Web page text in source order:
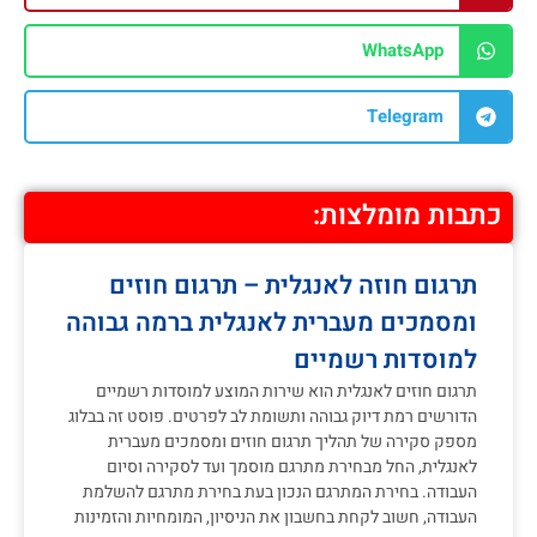
WhatsApp
Telegram
כתבות מומלצות:
תרגום חוזה לאנגלית – תרגום חוזים
ומסמכים מעברית לאנגלית ברמה גבוהה
למוסדות רשמיים
תרגום חוזים לאנגלית הוא שירות המוצע למוסדות רשמיים
הדורשים רמת דיוק גבוהה ותשומת לב לפרטים. פוסט זה בבלוג
מספק סקירה של תהליך תרגום חוזים ומסמכים מעברית
לאנגלית, החל מבחירת מתרגם מוסמך ועד לסקירה וסיום
העבודה. בחירת המתרגם הנכון בעת בחירת מתרגם להשלמת
העבודה, חשוב לקחת בחשבון את הניסיון, המומחיות והזמינות